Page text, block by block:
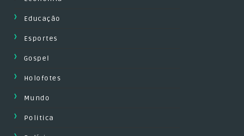
Educação
Esportes
Gospel
Holofotes
Mundo
Politica